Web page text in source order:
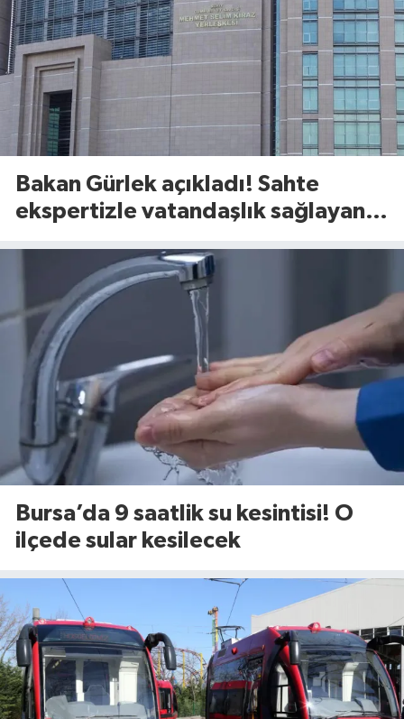
Bakan Gürlek açıkladı! Sahte
ekspertizle vatandaşlık sağlayan
Bursa’da 9 saatlik su kesintisi! O
ilçede sular kesilecek